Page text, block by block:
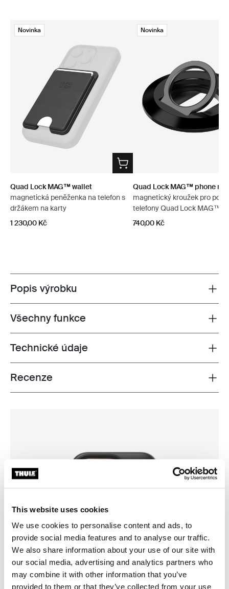
This website uses cookies
We use cookies to personalise content and ads, to
provide social media features and to analyse our traffic.
We also share information about your use of our site with
our social media, advertising and analytics partners who
may combine it with other information that you’ve
provided to them or that they’ve collected from your use
Novinka
Quad Lock MAG™ wallet
magnetická peněženka na telefon s
držákem na karty
1 230,00 Kč
Novinka
Quad Lock MAG™ phone
magnetický kroužek pro
telefony Quad Lock MAG™
740,00 Kč
Toggle overview
Popis výrobku
Toggle features
Všechny funkce
Toggle techspec
Technické údaje
Toggle overview
Recenze